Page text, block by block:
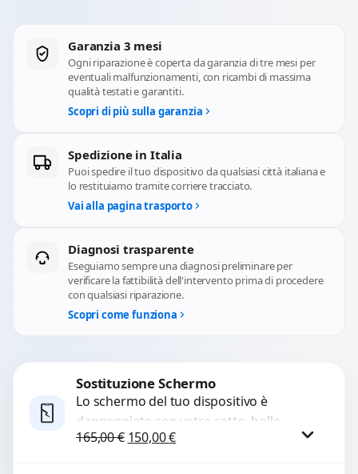
Garanzia 3 mesi
Ogni riparazione è coperta da garanzia di tre mesi per
eventuali malfunzionamenti, con ricambi di massima
qualità testati e garantiti.
Scopri di più sulla garanzia
Spedizione in Italia
Puoi spedire il tuo dispositivo da qualsiasi città italiana e
lo restituiamo tramite corriere tracciato.
Vai alla pagina trasporto
Diagnosi trasparente
Eseguiamo sempre una diagnosi preliminare per
verificare la fattibilità dell'intervento prima di procedere
con qualsiasi riparazione.
Scopri come funziona
Sostituzione Schermo
Lo schermo del tuo dispositivo è
danneggiato con vetro rotto, bolle,
macchie, schermo nero o pixel morti?
165,00€ Il prezzo originale era: 165,00 €.
150,00€Il prezzo attuale è: 150,00 €.